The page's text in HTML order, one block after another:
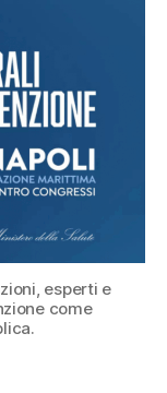
esperti e
come